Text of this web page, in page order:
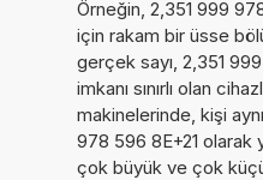
Örneğin, 2,351 999
için rakam bir üsse
gerçek sayı, 2,351
imkanı sınırlı olan
makinelerinde, kişi
978 596 8E+21 olarak
çok büyük ve çok